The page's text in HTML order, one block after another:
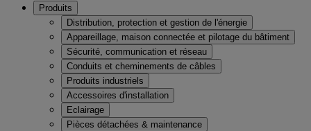
Produits
Distribution, protection et gestion de l'énergie
Appareillage, maison connectée et pilotage du bâtiment
Sécurité, communication et réseau
Conduits et cheminements de câbles
Produits industriels
Accessoires d'installation
Eclairage
Pièces détachées & maintenance